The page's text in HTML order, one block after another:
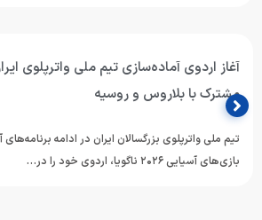
آغاز اردوی آماده‌سازی تیم ملی واترپلوی
مشترک با بلاروس و روسیه
تیم ملی واترپلوی بزرگسالان ایران در ادامه
بازی‌های آسیایی ۲۰۲۶ ناگویا، اردوی خود را در…